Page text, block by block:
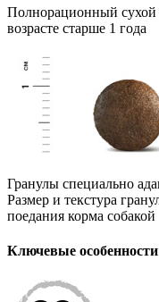
Полнорационный сухой
возрасте старше 1 года
Гранулы специально
Размер и текстура
поедания корма собакой
Ключевые